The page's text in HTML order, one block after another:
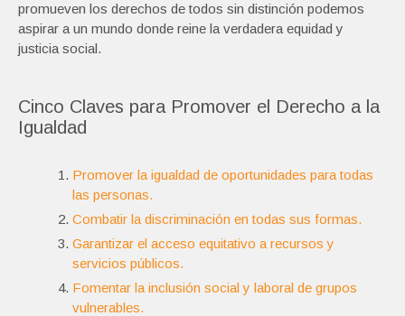
promueven los derechos de todos sin distinción podemos
aspirar a un mundo donde reine la verdadera equidad y
justicia social.
Cinco Claves para Promover el Derecho a la
Igualdad
Promover la igualdad de oportunidades para todas
las personas.
Combatir la discriminación en todas sus formas.
Garantizar el acceso equitativo a recursos y
servicios públicos.
Fomentar la inclusión social y laboral de grupos
vulnerables.